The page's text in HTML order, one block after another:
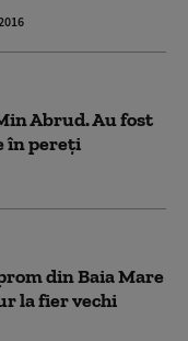
Abrud. Au fost
în pereţi
din Baia Mare
la fier vechi